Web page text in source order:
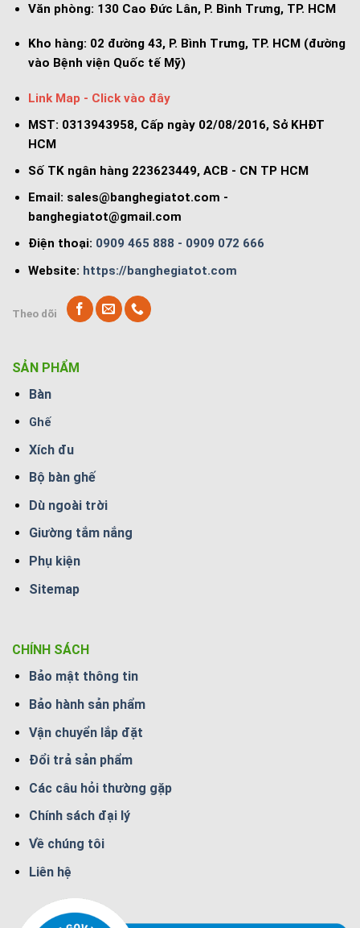
Văn phòng: 130 Cao Đức Lân, P. Bình Trưng, TP. HCM
Kho hàng: 02 đường 43, P. Bình Trưng, TP. HCM (đường
vào Bệnh viện Quốc tế Mỹ)
Link Map - Click vào đây
MST: 0313943958, Cấp ngày 02/08/2016, Sở KHĐT
HCM
Số TK ngân hàng 223623449, ACB - CN TP HCM
Email: sales@banghegiatot.com -
banghegiatot@gmail.com
Điện thoại: 0909 465 888 - 0909 072 666
Website: https://banghegiatot.com
Theo dõi
SẢN PHẨM
Bàn
Ghế
Xích đu
Bộ bàn ghế
Dù ngoài trời
Giường tắm nắng
Phụ kiện
Sitemap
CHÍNH SÁCH
Bảo mật thông tin
Bảo hành sản phẩm
Vận chuyển lắp đặt
Đổi trả sản phẩm
Các câu hỏi thường gặp
Chính sách đại lý
Về chúng tôi
Liên hệ